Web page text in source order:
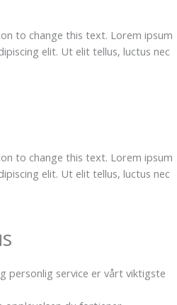
to change this text. Lorem ipsum
elit. Ut elit tellus, luctus nec
to change this text. Lorem ipsum
elit. Ut elit tellus, luctus nec
personlig service er vårt viktigste